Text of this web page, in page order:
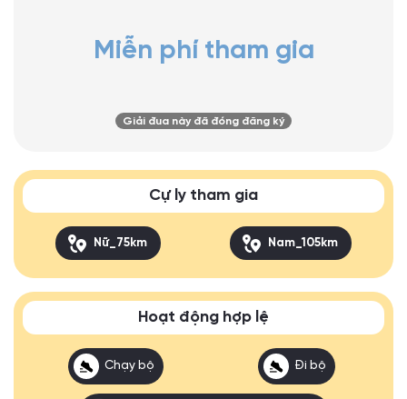
Miễn phí tham gia
Giải đua này đã đóng đăng ký
Cự ly tham gia
Nữ_75km Nam_105km
Hoạt động hợp lệ
Chạy bộ Đi bộ